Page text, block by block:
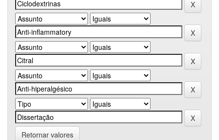
Retornar valores